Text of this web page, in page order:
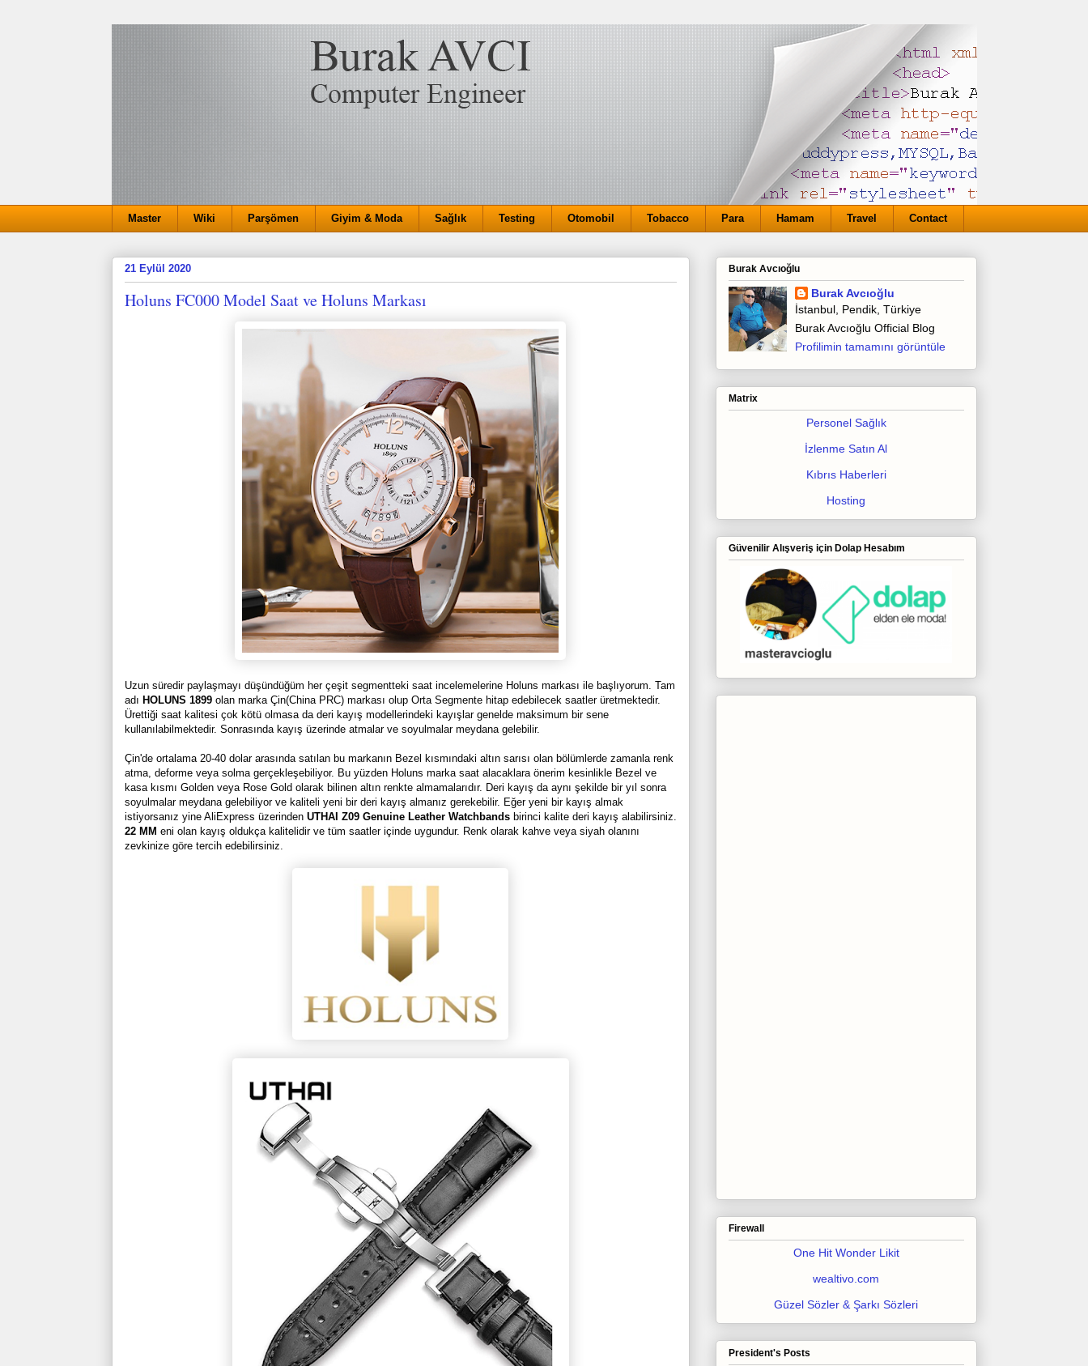
Master Wiki Parşömen Giyim & Moda Sağlık Testing Otomobil Tobacco Para Hamam Travel Contact
21 Eylül 2020
Holuns FC000 Model Saat ve Holuns Markası
Uzun süredir paylaşmayı düşündüğüm her çeşit segmentteki saat incelemelerine Holuns markası ile başlıyorum. Tam
adı HOLUNS 1899olan marka Çin(China PRC) markası olup Orta Segmente hitap edebilecek saatler üretmektedir.
Ürettiği saat kalitesi çok kötü olmasa da deri kayış modellerindeki kayışlar genelde maksimum bir sene
kullanılabilmektedir. Sonrasında kayış üzerinde atmalar ve soyulmalar meydana gelebilir.
Çin'de ortalama 20-40 dolar arasında satılan bu markanın Bezel kısmındaki altın sarısı olan bölümlerde zamanla renk
atma, deforme veya solma gerçekleşebiliyor. Bu yüzden Holuns marka saat alacaklara önerim kesinlikle Bezel ve
kasa kısmı Golden veya Rose Gold olarak bilinen altın renkte almamalarıdır. Deri kayış da aynı şekilde bir yıl sonra
soyulmalar meydana gelebiliyor ve kaliteli yeni bir deri kayış almanız gerekebilir. Eğer yeni bir kayış almak
istiyorsanız yine AliExpress üzerinden UTHAI Z09 Genuine Leather Watchbandsbirinci kalite deri kayış alabilirsiniz.
22 MM eni olan kayış oldukça kalitelidir ve tüm saatler içinde uygundur. Renk olarak kahve veya siyah olanını
zevkinize göre tercih edebilirsiniz.
Burak Avcıoğlu
Burak Avcıoğlu
İstanbul, Pendik, Türkiye
Burak Avcıoğlu Official Blog
Profilimin tamamını görüntüle
Matrix
Personel Sağlık
İzlenme Satın Al
Kıbrıs Haberleri
Hosting
Güvenilir Alışveriş için Dolap Hesabım
Firewall
One Hit Wonder Likit
wealtivo.com
Güzel Sözler & Şarkı Sözleri
President's Posts